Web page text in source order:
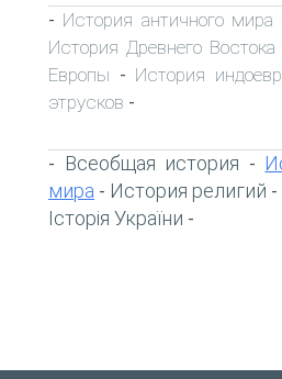
- История античного мира
История Древнего Востока
Европы - История
этрусков -
- Всеобщая история -
мира - История религий -
Історія України -